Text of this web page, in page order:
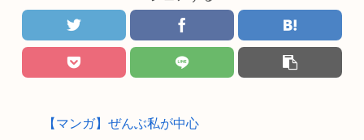
【マンガ】ぜんぶ私が中心